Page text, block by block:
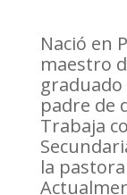
Nació en
maestro
graduado
padre de
Trabaja
la